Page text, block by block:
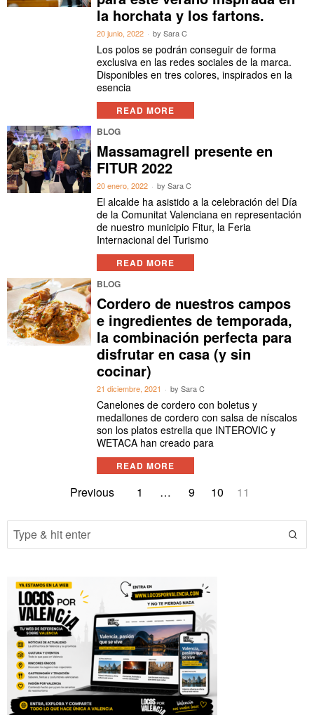
la horchata y los fartons.
20 junio, 2022 bySara C
Los polos se podrán conseguir de forma
exclusiva en las redes sociales de la marca.
Disponibles en tres colores, inspirados en la
esencia
READ MORE
BLOG
Massamagrell presente en
FITUR 2022
20 enero, 2022 bySara C
El alcalde ha asistido a la celebración del Día
de la Comunitat Valenciana en representación
de nuestro municipio Fitur, la Feria
Internacional del Turismo
READ MORE
BLOG
Cordero de nuestros campos
e ingredientes de temporada,
la combinación perfecta para
disfrutar en casa (y sin
cocinar)
21 diciembre, 2021 bySara C
Canelones de cordero con boletus y
medallones de cordero con salsa de níscalos
son los platos estrella que INTEROVIC y
WETACA han creado para
READ MORE
Previous 1 … 9 10 11